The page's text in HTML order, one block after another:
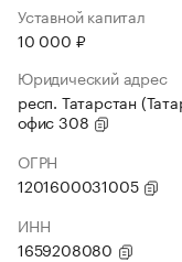
Уставной капитал
10 000 ₽
Юридический адрес
респ. Татарстан
офис 308
ОГРН
1201600031005
ИНН
1659208080